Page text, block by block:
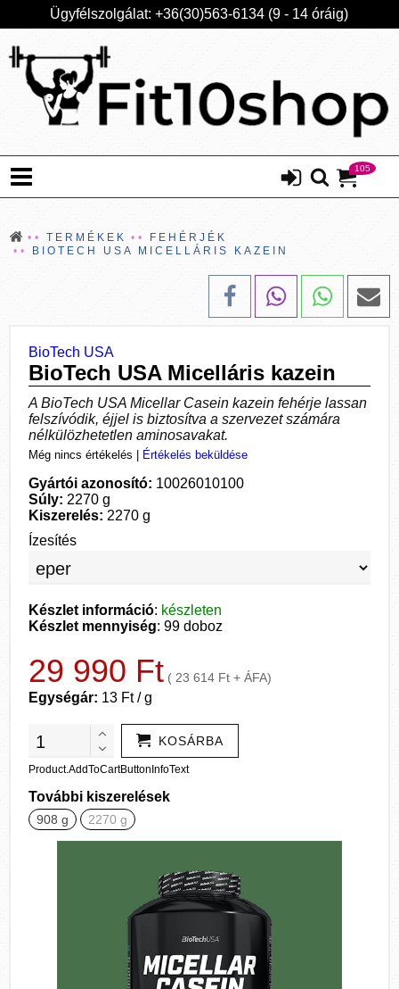
Ügyfélszolgálat: +36(30)563-6134 (9 - 14 óráig)
105
TERMÉKEK
FEHÉRJÉK
BIOTECH USA MICELLÁRIS KAZEIN
BioTech USA
BioTech USA Micelláris kazein
A BioTech USA Micellar Casein kazein fehérje lassan
felszívódik, éjjel is biztosítva a szervezet számára
nélkülözhetetlen aminosavakat.
Még nincs értékelés Értékelés beküldése
Gyártói azonosító: 10026010100
Súly: 2270 g
Kiszerelés: 2270 g
Ízesítés
Készlet információ: készleten
Készlet mennyiség: 99 doboz
29 990 Ft ( 23 614 Ft + ÁFA)
Egységár: 13 Ft / g
KOSÁRBA
Product.AddToCartButtonInfoText
További kiszerelések
908 g 2270 g